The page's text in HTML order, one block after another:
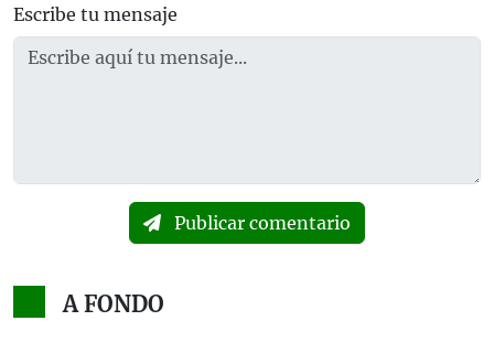
Escribe tu mensaje
Publicar comentario
A FONDO